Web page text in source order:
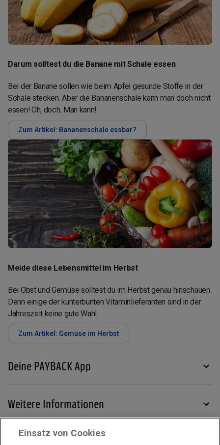
Darum solltest du die Banane mit Schale essen
Bei der Banane sollen wie beim Apfel gesunde Stoffe in der
Schale stecken. Aber die Bananenschale kann man doch nicht
essen! Oh, doch. Man kann!
Zum Artikel: Bananenschale essbar?
Meide diese Lebensmittel im Herbst
Bei Obst und Gemüse solltest du im Herbst genau hinschauen.
Denn einige der kunterbunten Vitaminlieferanten sind in der
Jahreszeit keine gute Wahl.
Zum Artikel: Gemüse im Herbst
Deine PAYBACK App
Weitere Informationen
Einsatz von Cookies